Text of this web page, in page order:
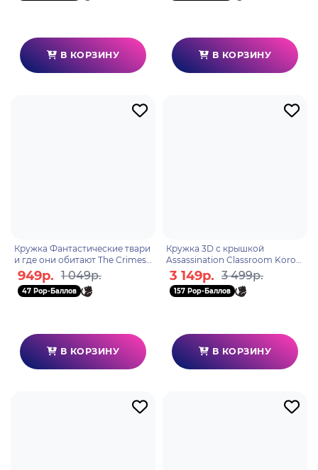
В КОРЗИНУ В КОРЗИНУ
Кружка Фантастические твари
и где они обитают The Crimes
of Grindelwald 315мл MG25228
949р. 1 049р.
47 Pop-Баллов
В КОРЗИНУ
Кружка 3D с крышкой
Assassination Classroom Koro
Sensei 500ml ABYMUG352
3 149р. 3 499р.
157 Pop-Баллов
В КОРЗИНУ